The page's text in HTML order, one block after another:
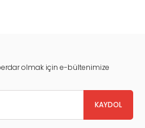
olmak için e-bültenimize
KAYDOL